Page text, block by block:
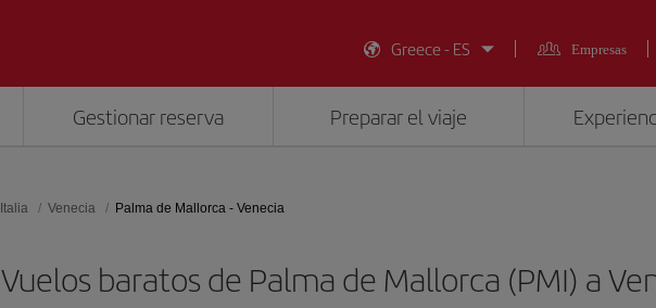
Greece - ES
Empresas
Gestionar reserva Preparar el viaje
Italia Venecia Palma de Mallorca - Venecia
Vuelos baratos de Palma de Mallorca (PMI) a